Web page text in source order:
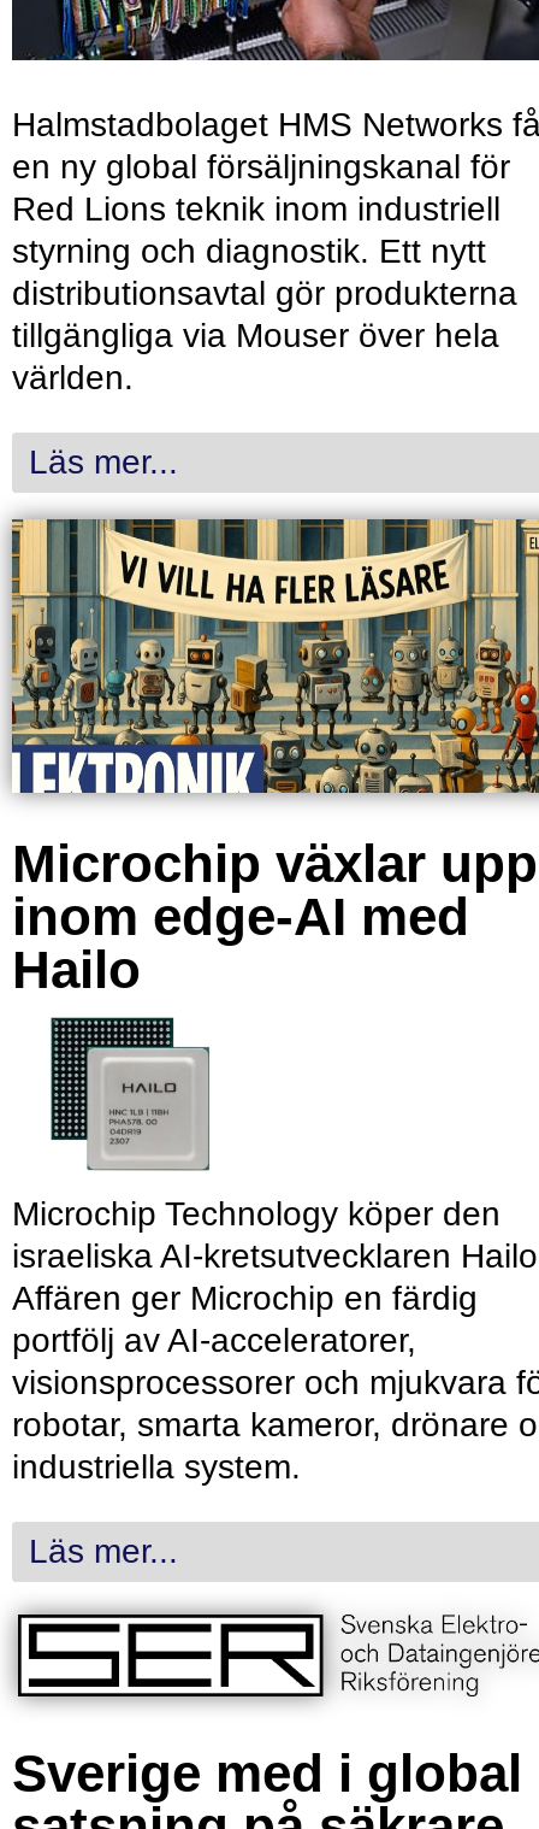
Halmstadbolaget HMS Networks
en ny global försäljningskanal för
Red Lions teknik inom industriell
styrning och diagnostik. Ett nytt
distributionsavtal gör produkterna
tillgängliga via Mouser över hela
världen.
Läs mer...
Microchip växlar upp
inom edge-AI med
Hailo
Microchip Technology köper den
israeliska AI-kretsutvecklaren
Affären ger Microchip en färdig
portfölj av AI-acceleratorer,
visionsprocessorer och mjukvara
robotar, smarta kameror, drönare
industriella system.
Läs mer...
Sverige med i global